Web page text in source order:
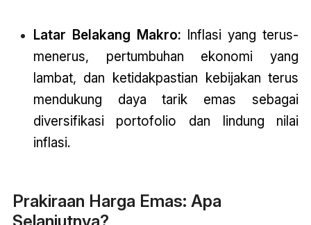
Latar Belakang Makro: Inflasi yang terus-
menerus, pertumbuhan ekonomi yang
lambat, dan ketidakpastian kebijakan terus
mendukung daya tarik emas sebagai
diversifikasi portofolio dan lindung nilai
inflasi.
Prakiraan Harga Emas: Apa